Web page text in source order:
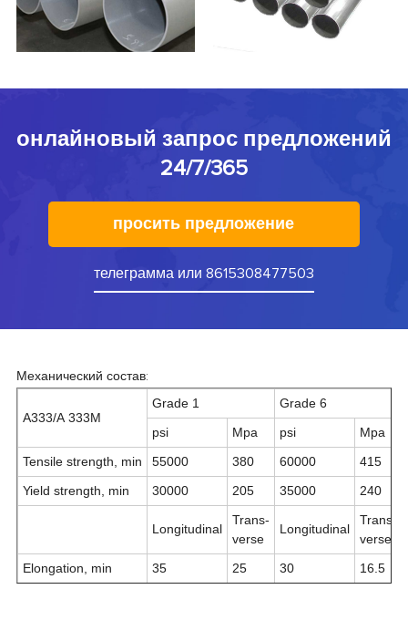
онлайновый запрос предложений
24/7/365
просить предложение
телеграмма или 8615308477503
Механический состав:
A333/A 333M
Grade 1 Grade 6
psi
Mpa psi Mpa
Tensile strength, min
55000 380 60000 415
Yield strength, min
30000 205 35000 240
Longitudinal
Trans-
verse
Longitudinal
Trans-
verse
Elongation, min 35 25 30 16.5